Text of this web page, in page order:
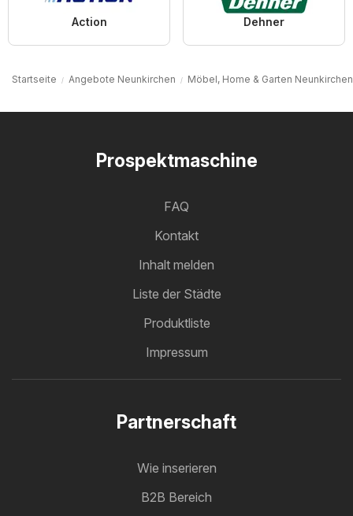
Action Dehner
Startseite Angebote Neunkirchen Möbel, Home & Garten Neunkirchen
Prospektmaschine
FAQ
Kontakt
Inhalt melden
Liste der Städte
Produktliste
Impressum
Partnerschaft
Wie inserieren
B2B Bereich